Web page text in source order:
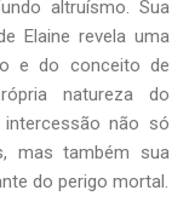
altruísmo. Sua
Elaine revela uma
e do conceito de
natureza do
não só
mas também sua
do perigo mortal.